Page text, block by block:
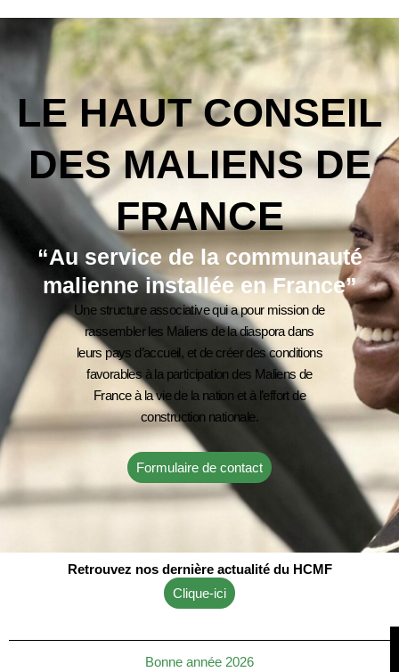
LE HAUT CONSEIL
DES MALIENS DE
FRANCE
“Au service de la communauté
malienne installée en France”
Une structure associative qui a pour mission de
rassembler les Maliens de la diaspora dans
leurs pays d’accueil, et de créer des conditions
favorables à la participation des Maliens de
France à la vie de la nation et à l’effort de
construction nationale.
Formulaire de contact
Retrouvez nos dernière actualité du HCMF
Clique-ici
Bonne année 2026